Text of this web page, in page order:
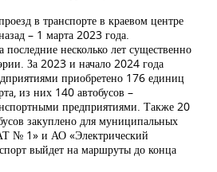
в транспорте в краевом центре
– 1 марта 2023 года.
несколько лет существенно
За 2023 и начало 2024 года
приобретено 176 единиц
из них 140 автобусов –
предприятиями. Также 20
закуплено для муниципальных
№ 1» и АО «Электрический
выйдет на маршруты до конца